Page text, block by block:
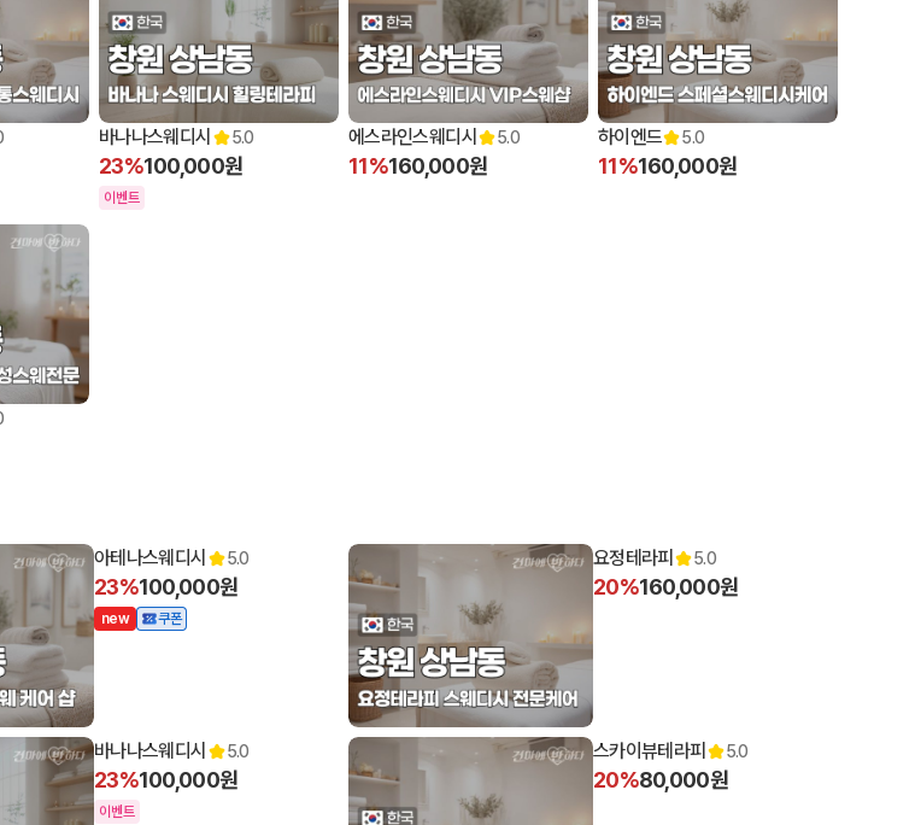
12:00 오픈
바나나스웨디시 5.0
23%100,000원
이벤트
12:00 오픈
에스라인스웨디시 5.0
11%160,000원
12:00 오픈
하이엔드 5.0
11%160,000원
아테나스웨디시 5.0
23%100,000원
new 쿠폰
11:00 오픈
요정테라피 5.0
20%160,000원
바나나스웨디시 5.0
23%100,000원
이벤트
스카이뷰테라피 5.0
20%80,000원